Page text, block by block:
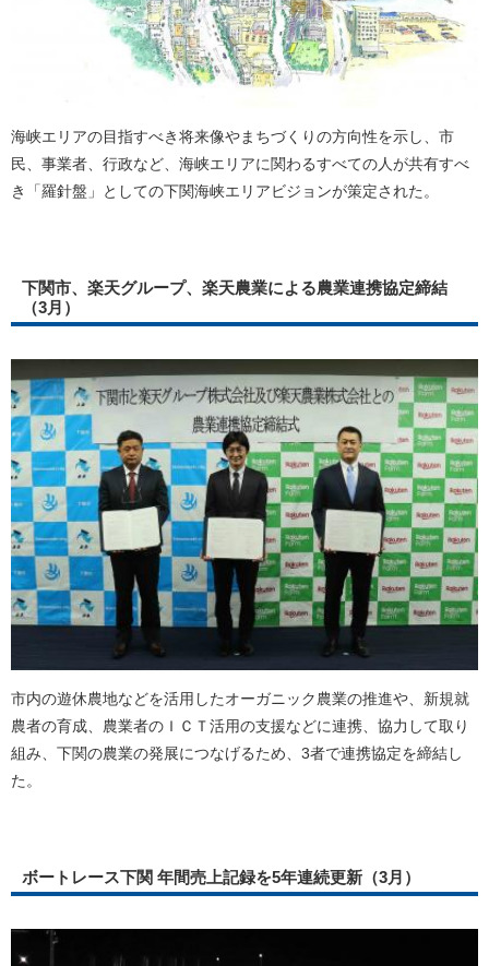
海峡エリアの目指すべき将来像やまちづくりの方向性を示し、市
民、事業者、行政など、海峡エリアに関わるすべての人が共有すべ
き「羅針盤」としての下関海峡エリアビジョンが策定された。
下関市、楽天グループ、楽天農業による農業連携協定締結
（3月）
市内の遊休農地などを活用したオーガニック農業の推進や、新規就
農者の育成、農業者のＩＣＴ活用の支援などに連携、協力して取り
組み、下関の農業の発展につなげるため、3者で連携協定を締結し
た。
ボートレース下関 年間売上記録を5年連続更新（3月）